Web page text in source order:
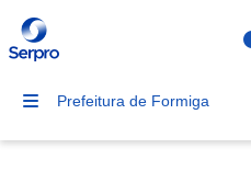
Prefeitura de Formiga